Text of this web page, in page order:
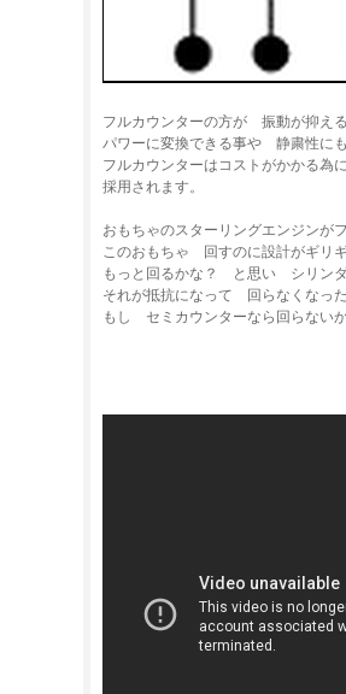
フルカウンターの方が 振動が抑え
パワーに変換できる事や 静粛性に
フルカウンターはコストがかかる
採用されます。
おもちゃのスターリングエンジンが
このおもちゃ 回すのに設計がギリ
もっと回るかな？ と思い シリン
それが抵抗になって 回らなくなっ
もし セミカウンターなら回らない